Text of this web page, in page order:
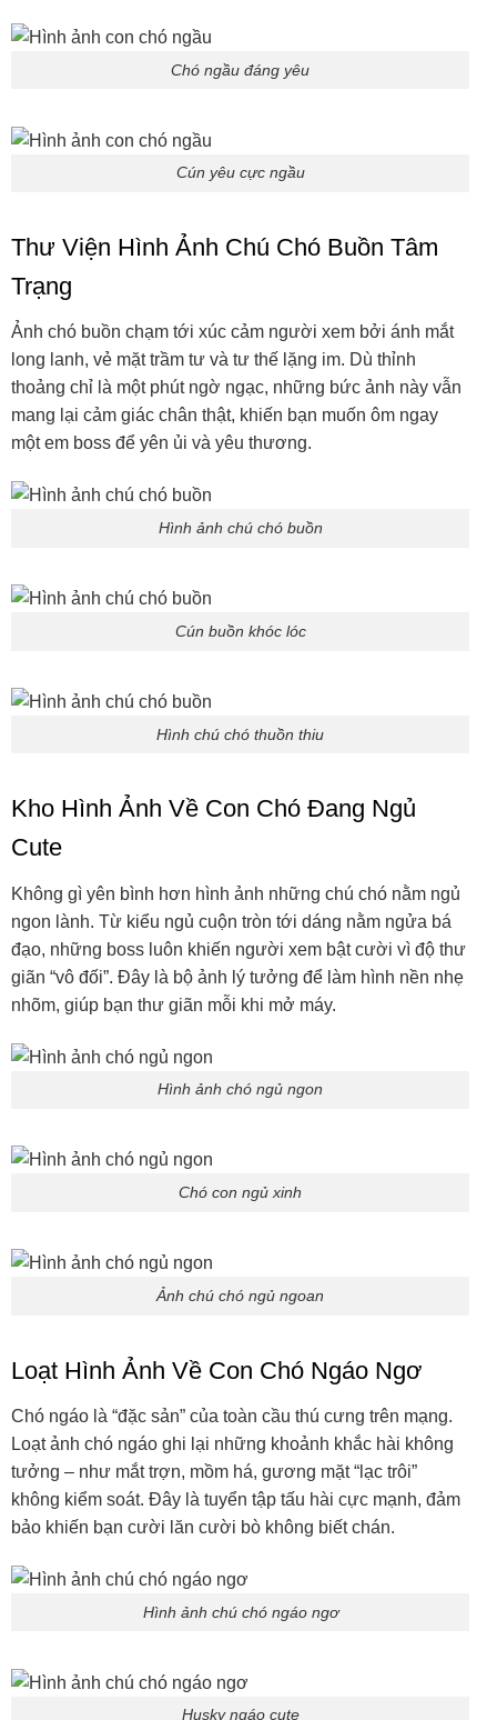
Chó ngầu đáng yêu
Cún yêu cực ngầu
Thư Viện Hình Ảnh Chú Chó Buồn Tâm
Trạng
Ảnh chó buồn chạm tới xúc cảm người xem bởi ánh mắt
long lanh, vẻ mặt trầm tư và tư thế lặng im. Dù thỉnh
thoảng chỉ là một phút ngờ ngạc, những bức ảnh này vẫn
mang lại cảm giác chân thật, khiến bạn muốn ôm ngay
một em boss để yên ủi và yêu thương.
Hình ảnh chú chó buồn
Cún buồn khóc lóc
Hình chú chó thuồn thiu
Kho Hình Ảnh Về Con Chó Đang Ngủ
Cute
Không gì yên bình hơn hình ảnh những chú chó nằm ngủ
ngon lành. Từ kiểu ngủ cuộn tròn tới dáng nằm ngửa bá
đạo, những boss luôn khiến người xem bật cười vì độ thư
giãn “vô đối”. Đây là bộ ảnh lý tưởng để làm hình nền nhẹ
nhõm, giúp bạn thư giãn mỗi khi mở máy.
Hình ảnh chó ngủ ngon
Chó con ngủ xinh
Ảnh chú chó ngủ ngoan
Loạt Hình Ảnh Về Con Chó Ngáo Ngơ
Chó ngáo là “đặc sản” của toàn cầu thú cưng trên mạng.
Loạt ảnh chó ngáo ghi lại những khoảnh khắc hài không
tưởng – như mắt trợn, mồm há, gương mặt “lạc trôi”
không kiểm soát. Đây là tuyển tập tấu hài cực mạnh, đảm
bảo khiến bạn cười lăn cười bò không biết chán.
Hình ảnh chú chó ngáo ngơ
Husky ngáo cute